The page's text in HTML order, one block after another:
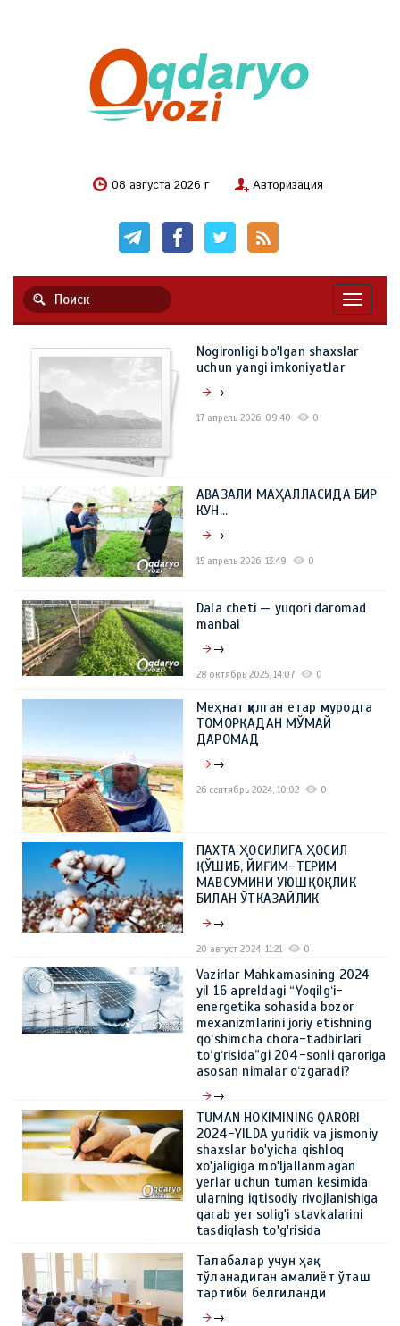
08 августа 2026 г Авторизация
Nogironligi bo'lgan shaxslar
uchun yangi imkoniyatlar
→
17 апрель 2026, 09:40 0
АВАЗАЛИ МАҲАЛЛАСИДА БИР
КУН…
→
15 апрель 2026, 13:49 0
Dala cheti — yuqori daromad
manbai
→
28 октябрь 2025, 14:07 0
Меҳнат қилган етар муродга
ТОМОРҚАДАН МЎМАЙ
ДАРОМАД
→
26 сентябрь 2024, 10:02 0
ПАХТА ҲОСИЛИГА ҲОСИЛ
ҚЎШИБ, ЙИҒИМ-ТЕРИМ
МАВСУМИНИ УЮШҚОҚЛИК
БИЛАН ЎТКАЗАЙЛИК
→
20 август 2024, 11:21 0
Vazirlar Mahkamasining 2024
yil 16 apreldagi “Yoqilg‘i-
energetika sohasida bozor
mexanizmlarini joriy etishning
qo‘shimcha chora-tadbirlari
to‘g‘risida”gi 204-sonli qaroriga
asosan nimalar o‘zgaradi?
→
21 май 2024, 10:39 0
TUMAN HOKIMINING QARORI
2024-YILDA yuridik va jismoniy
shaxslar bo'yicha qishloq
xo'jaligiga mo'ljallanmagan
yerlar uchun tuman kesimida
ularning iqtisodiy rivojlanishiga
qarab yer solig'i stavkalarini
tasdiqlash to'g'risida
→
15 февраль 2024, 11:05 0
Талабалар учун ҳақ
тўланадиган амалиёт ўташ
тартиби белгиланди
→